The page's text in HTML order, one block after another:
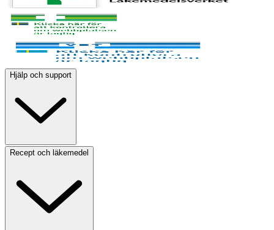
Hjälp och support
Recept och läkemedel